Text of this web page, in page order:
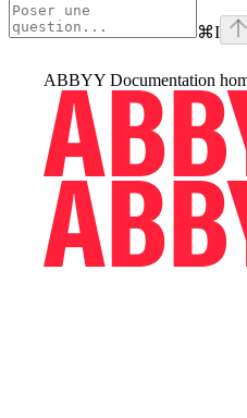
⌘I
ABBYY Documentation